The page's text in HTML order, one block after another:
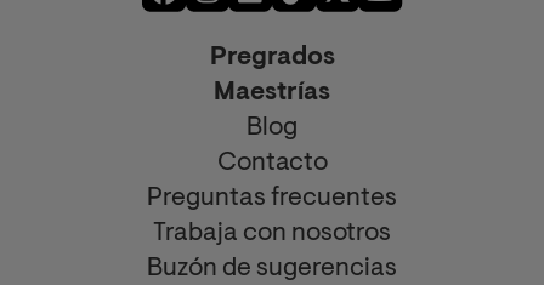
Pregrados
Maestrías
Blog
Contacto
Preguntas frecuentes
Trabaja con nosotros
Buzón de sugerencias